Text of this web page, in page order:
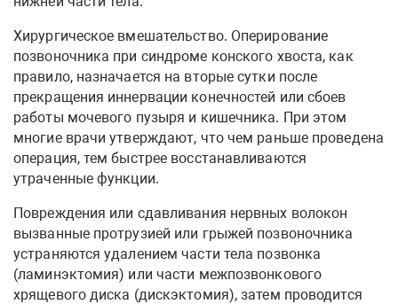
Хирургическое вмешательство. Оперирование
позвоночника при синдроме конского хвоста, как
правило, назначается на вторые сутки после
прекращения иннервации конечностей или сбоев
работы мочевого пузыря и кишечника. При этом
многие врачи утверждают, что чем раньше проведена
операция, тем быстрее восстанавливаются
утраченные функции.
Повреждения или сдавливания нервных волокон
вызванные протрузией или грыжей позвоночника
устраняются удалением части тела позвонка
(ламинэктомия) или части межпозвонкового
хрящевого диска (дискэктомия), затем проводится